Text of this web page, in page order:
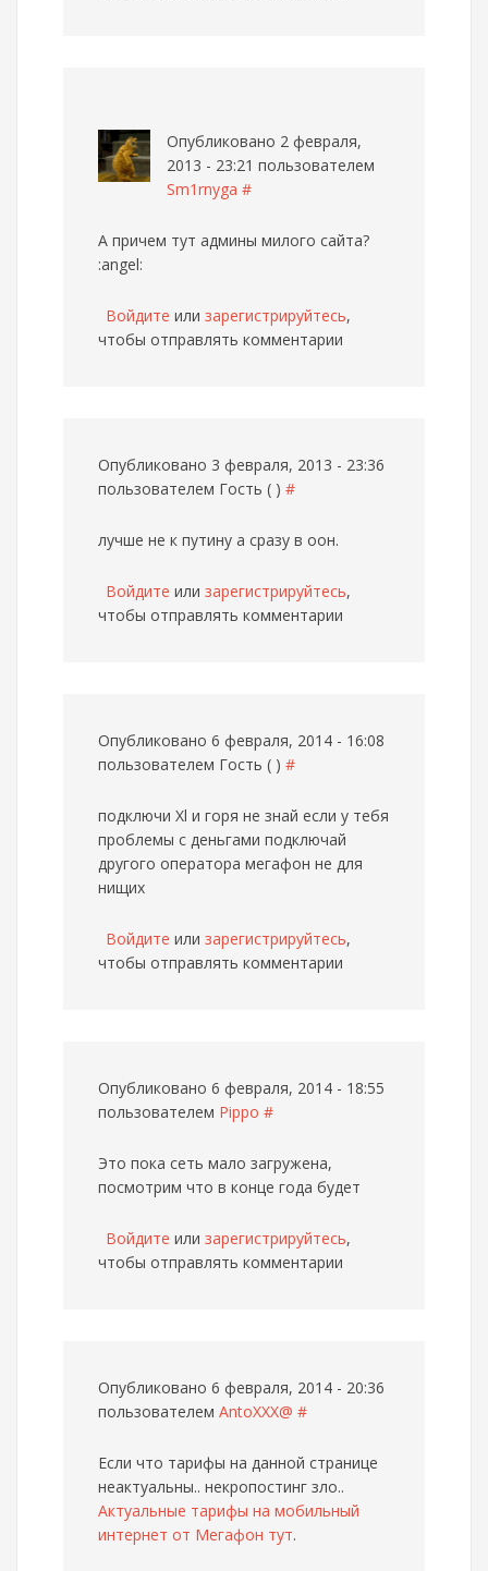
Опубликовано 2 февраля,
2013 - 23:21 пользователем
Sm1rnyga #
А причем тут админы милого сайта?
:angel:
Войдите или зарегистрируйтесь,
чтобы отправлять комментарии
Опубликовано 3 февраля, 2013 - 23:36
пользователем Гость ( ) #
лучше не к путину а сразу в оон.
Войдите или зарегистрируйтесь,
чтобы отправлять комментарии
Опубликовано 6 февраля, 2014 - 16:08
пользователем Гость ( ) #
подключи Xl и горя не знай если у тебя
проблемы с деньгами подключай
другого оператора мегафон не для
нищих
Войдите или зарегистрируйтесь,
чтобы отправлять комментарии
Опубликовано 6 февраля, 2014 - 18:55
пользователем Pippo #
Это пока сеть мало загружена,
посмотрим что в конце года будет
Войдите или зарегистрируйтесь,
чтобы отправлять комментарии
Опубликовано 6 февраля, 2014 - 20:36
пользователем AntoXXX@ #
Если что тарифы на данной странице
неактуальны.. некропостинг зло..
Актуальные тарифы на мобильный
интернет от Мегафон тут.